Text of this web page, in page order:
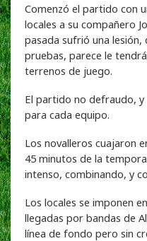
Comenzó el partido con
locales a su compañero
pasada sufrió una
pruebas, parece le
terrenos de juego.
El partido no defraudo,
para cada equipo.
Los novalleros cuajaron
45 minutos de la
intenso, combinando, y
Los locales se imponen
llegadas por bandas de
línea de fondo pero sin